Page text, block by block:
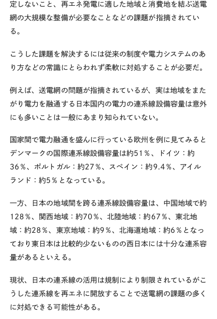
定しないこと、再エネ発電に適した地域と消費地を結ぶ送電
網の大規模な整備が必要なことなどの課題が指摘されてい
る。
こうした課題を解決するには従来の制度や電力システムのあ
り方などの常識にとらわれず柔軟に対処することが必要だ。
例えば、送電網の問題が指摘されているが、実は地域をまた
がり電力を融通する日本国内の電力の連系線設備容量は意外
にも多いことは一般にあまり知られていない。
国家間で電力融通を盛んに行っている欧州を例に見てみると
デンマークの国際連系線設備容量は約51％、ドイツ：約
36％、ポルトガル：約27％、スペイン：約9.4％、アイル
ランド：約5％となっている。
一方、日本の地域間を跨る連系線設備容量は、中国地域で約
128％、関西地域：約70％、北陸地域：約67％、東北地
域：約28％、東京地域：約9％、北海道地域：約6％となっ
ており東日本は比較的少ないものの西日本には十分な連系容
量があるといえる。
現状、日本の連系線の活用は規制により制限されているがこ
うした連系線を再エネに開放することで送電網の課題の多く
に対処できる可能性がある。